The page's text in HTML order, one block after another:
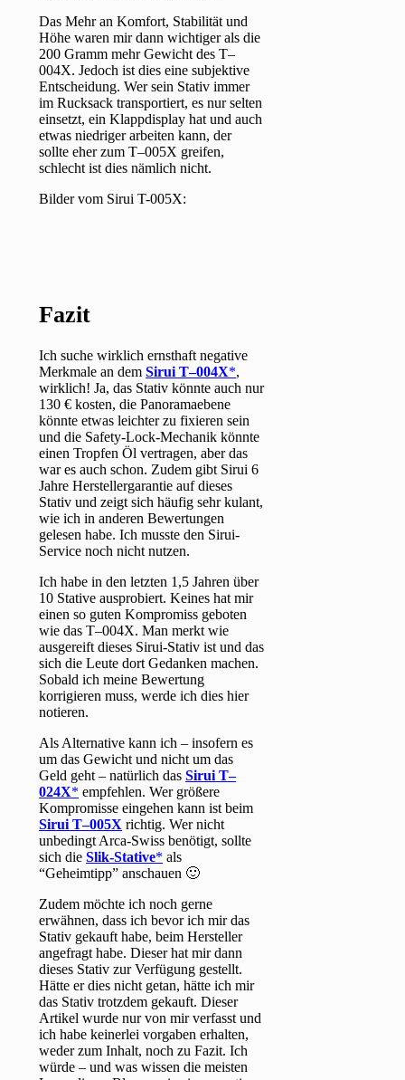
Das Mehr an Komfort, Stabilität und
Höhe waren mir dann wichtiger als die
200 Gramm mehr Gewicht des T–
004X. Jedoch ist dies eine subjektive
Entscheidung. Wer sein Stativ immer
im Rucksack transportiert, es nur selten
einsetzt, ein Klappdisplay hat und auch
etwas niedriger arbeiten kann, der
sollte eher zum T–005X greifen,
schlecht ist dies nämlich nicht.
Bilder vom Sirui T-005X:
Fazit
Ich suche wirklich ernsthaft negative
Merkmale an demSirui T–004X ,
wirklich! Ja, das Stativ könnte auch nur
130 € kosten, die Panoramaebene
könnte etwas leichter zu fixieren sein
und die Safety-Lock-Mechanik könnte
einen Tropfen Öl vertragen, aber das
war es auch schon. Zudem gibt Sirui 6
Jahre Herstellergarantie auf dieses
Stativ und zeigt sich häufig sehr kulant,
wie ich in anderen Bewertungen
gelesen habe. Ich musste den Sirui-
Service noch nicht nutzen.
Ich habe in den letzten 1,5 Jahren über
10 Stative ausprobiert. Keines hat mir
einen so guten Kompromiss geboten
wie das T–004X. Man merkt wie
ausgereift dieses Sirui-Stativ ist und das
sich die Leute dort Gedanken machen.
Sobald ich meine Bewertung
korrigieren muss, werde ich dies hier
notieren.
Als Alternative kann ich – insofern es
um das Gewicht und nicht um das
Geld geht – natürlich dasSirui T–
024X
empfehlen. Wer größere
Kompromisse eingehen kann ist beim
Sirui T–005X richtig. Wer nicht
unbedingt Arca-Swiss benötigt, sollte
sich dieSlik-Stative
als
“Geheimtipp” anschauen 🙂
Zudem möchte ich noch gerne
erwähnen, dass ich bevor ich mir das
Stativ gekauft habe, beim Hersteller
angefragt habe. Dieser hat mir dann
dieses Stativ zur Verfügung gestellt.
Hätte er dies nicht getan, hätte ich mir
das Stativ trotzdem gekauft. Dieser
Artikel wurde nur von mir verfasst und
ich habe keinerlei vorgaben erhalten,
weder zum Inhalt, noch zu Fazit. Ich
würde – und was wissen die meisten